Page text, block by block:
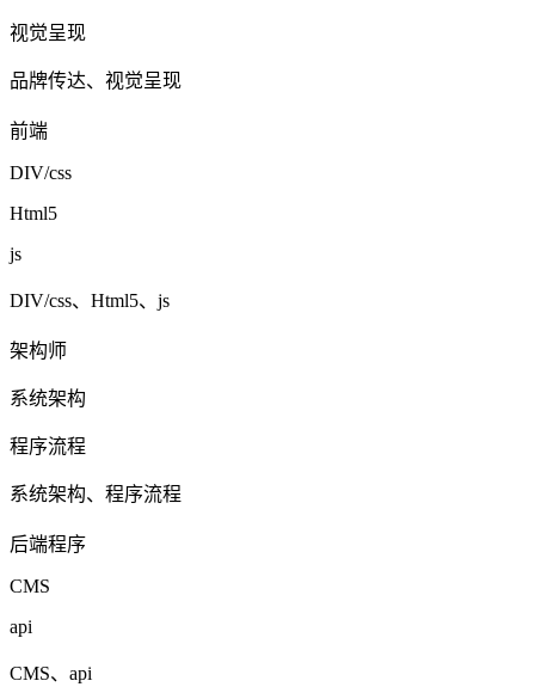
视觉呈现
品牌传达、视觉呈现
前端
DIV/css
Html5
js
DIV/css、Html5、js
架构师
系统架构
程序流程
系统架构、程序流程
后端程序
CMS
api
CMS、api